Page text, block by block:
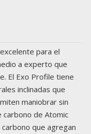
para el
a experto que
El Exo Profile tiene
inclinadas que
maniobrar sin
carbono de Atomic
que agregan